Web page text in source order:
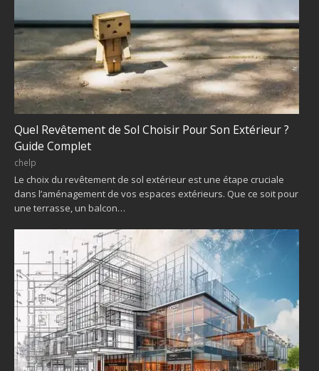
Quel Revêtement de Sol Choisir Pour Son Extérieur ?
Guide Complet
chelp
Le choix du revêtement de sol extérieur est une étape cruciale
dans l’aménagement de vos espaces extérieurs. Que ce soit pour
une terrasse, un balcon…